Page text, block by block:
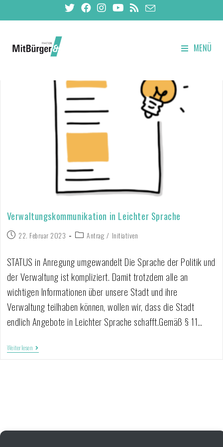
MENÜ
Verwaltungskommunikation in Leichter Sprache
22. Februar 2023 Antrag / Initiativen
STATUS in Anregung umgewandelt Die Sprache der Politik und
der Verwaltung ist kompliziert. Damit trotzdem alle an
wichtigen Informationen über unsere Stadt und ihre
Verwaltung teilhaben können, wollen wir, dass die Stadt
endlich Angebote in Leichter Sprache schafft.Gemäß § 11…
Weiterlesen